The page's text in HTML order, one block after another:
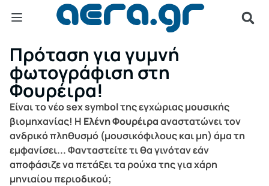
Πρόταση για γυμνή
φωτογράφιση στη
Φουρέιρα!
Είναι το νέο sex symbol της εγχώριας μουσικής
βιομηχανίας! Η Ελένη Φουρέιρααναστατώνει τον
ανδρικό πληθυσμό (μουσικόφιλους και μη) άμα τη
εμφανίσει... Φανταστείτε τι θα γινόταν εάν
αποφάσιζε να πετάξει τα ρούχα της για χάρη
μηνιαίου περιοδικού;